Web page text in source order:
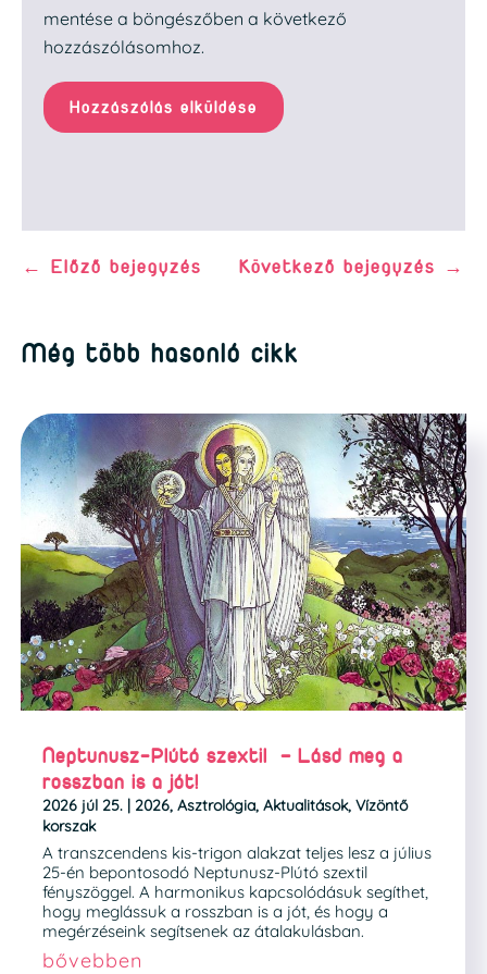
mentése a böngészőben a következő
hozzászólásomhoz.
Hozzászólás elküldése
← Előző bejegyzés Következő bejegyzés →
Még több hasonló cikk
Neptunusz-Plútó szextil – Lásd meg a
rosszban is a jót!
2026 júl 25. | 2026, Asztrológia, Aktualitások, Vízöntő
korszak
A transzcendens kis-trigon alakzat teljes lesz a július
25-én bepontosodó Neptunusz-Plútó szextil
fényszöggel. A harmonikus kapcsolódásuk segíthet,
hogy meglássuk a rosszban is a jót, és hogy a
megérzéseink segítsenek az átalakulásban.
bővebben